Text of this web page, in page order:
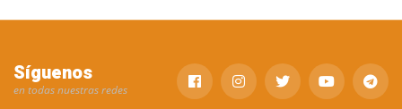
Síguenos
en todas nuestras redes